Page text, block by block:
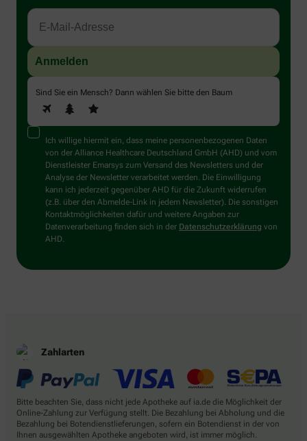
Sind Sie ein Mensch? Dann wählen Sie bitte den Baum
Ich willige hiermit ein, dass meine personenbezogenen Daten
von der Alliance Healthcare Deutschland GmbH (AHD) und vom
Dienstleister Emarsys zum Versand des Newsletters und der
Analyse der Newsletter verarbeitet werden. Die Einwilligung
kann ich jederzeit gegenüber AHD für die Zukunft widerrufen
(z.B. über den Abmelde-Link in jedem Newsletter). Die sonstigen
Kontaktmöglichkeiten dafür und weitere Angaben zur
Datenverarbeitung finden sich in der Datenschutzerklärung von
AHD.
Zahlarten
Bitte beachten Sie, dass nicht jede Apotheke auf ia.de die Möglichkeit der
Online-Zahlung zur Verfügung stellt. Die Bezahlung bei Abholung und die
Bezahlung bei Botendienstlieferungen, sofern ein Botendienst in der von
Ihnen ausgewählten Apotheke angeboten wird, ist immer möglich.